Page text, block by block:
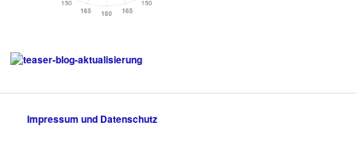
Impressum und Datenschutz